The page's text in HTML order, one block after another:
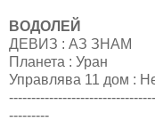
ВОДОЛЕЙ
ДЕВИЗ : АЗ ЗНАМ
Планета : Уран
Управлява 11 дом :
---------